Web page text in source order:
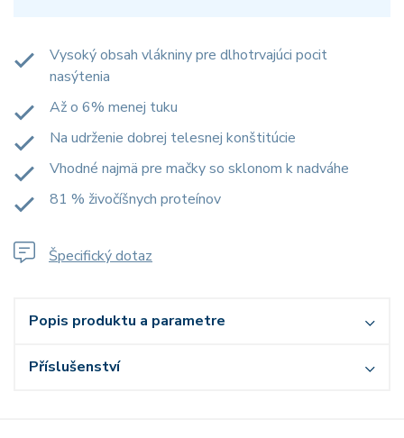
Vysoký obsah vlákniny pre dlhotrvajúci pocit
nasýtenia
Až o 6% menej tuku
Na udrženie dobrej telesnej konštitúcie
Vhodné najmä pre mačky so sklonom k nadváhe
81 % živočíšnych proteínov
Špecifický dotaz
Popis produktu a parametre
Příslušenství